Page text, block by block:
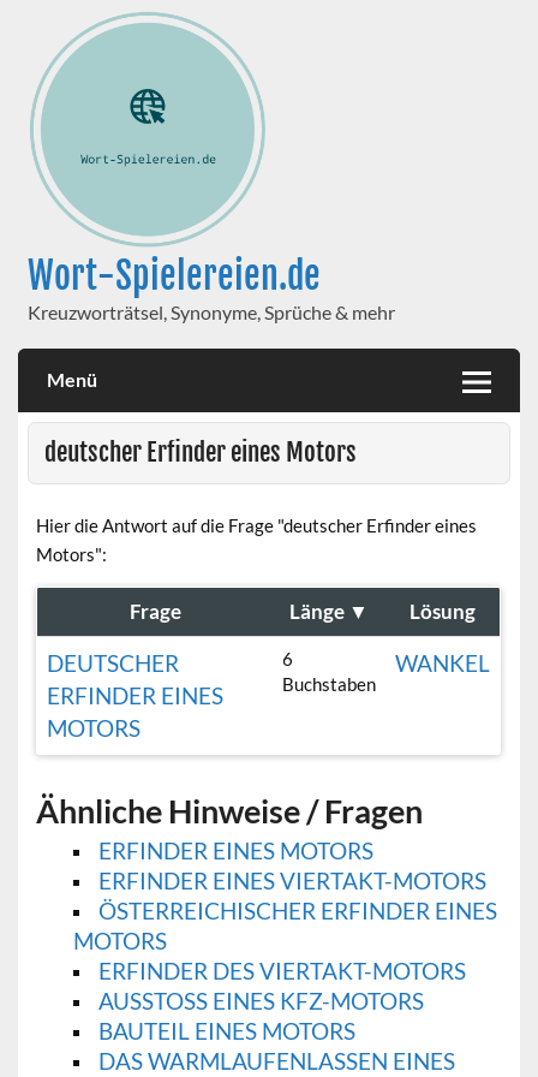
Wort-Spielereien.de
Kreuzworträtsel, Synonyme, Sprüche & mehr
Menü
deutscher Erfinder eines Motors
Hier die Antwort auf die Frage "deutscher Erfinder eines
Motors":
Frage Länge ▼ Lösung
DEUTSCHER
ERFINDER EINES
MOTORS
6
Buchstaben
WANKEL
Ähnliche Hinweise / Fragen
ERFINDER EINES MOTORS
ERFINDER EINES VIERTAKT-MOTORS
ÖSTERREICHISCHER ERFINDER EINES
MOTORS
ERFINDER DES VIERTAKT-MOTORS
AUSSTOSS EINES KFZ-MOTORS
BAUTEIL EINES MOTORS
DAS WARMLAUFENLASSEN EINES